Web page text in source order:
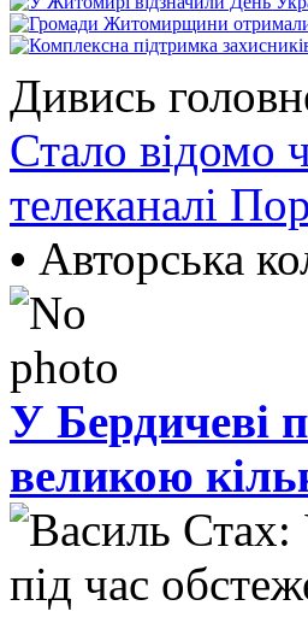
Дивись
Стало відомо
телеканалі
• Авторська
У Бердичеві
великою